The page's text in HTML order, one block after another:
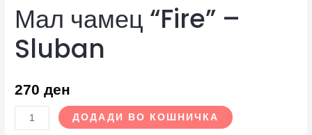
Мал чамец “Fire” –
Sluban
270ден
ДОДАДИ ВО КОШНИЧКА